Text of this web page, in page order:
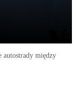
między